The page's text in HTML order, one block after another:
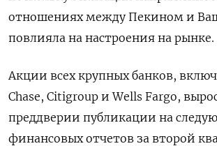
отношениях между Пекином и
повлияла на настроения на рынке.
Акции всех крупных банков,
Chase, Citigroup и Wells Fargo,
преддверии публикации на
финансовых отчетов за второй